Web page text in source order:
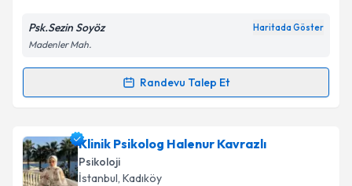
Kişisel verilerimin işlenmesine ilişkin
Aydınlatma
Metni
kapsamda işlenmesini kabul ediyorum.
Psk.Sezin Soyöz Haritada Göster
Madenler Mah.
Randevu Talep Et
Randevu Takvimi Talebi
Psk. Sezin Soyöziçin randevu takvimi talebi
oluşturun. Size bu uzmandan randevu almanız için bir
takvim hazırlandığında e-posta ile bilgilendireceğiz.
Klinik Psikolog Halenur Kavrazlı
Psikoloji
İstanbul, Kadıköy